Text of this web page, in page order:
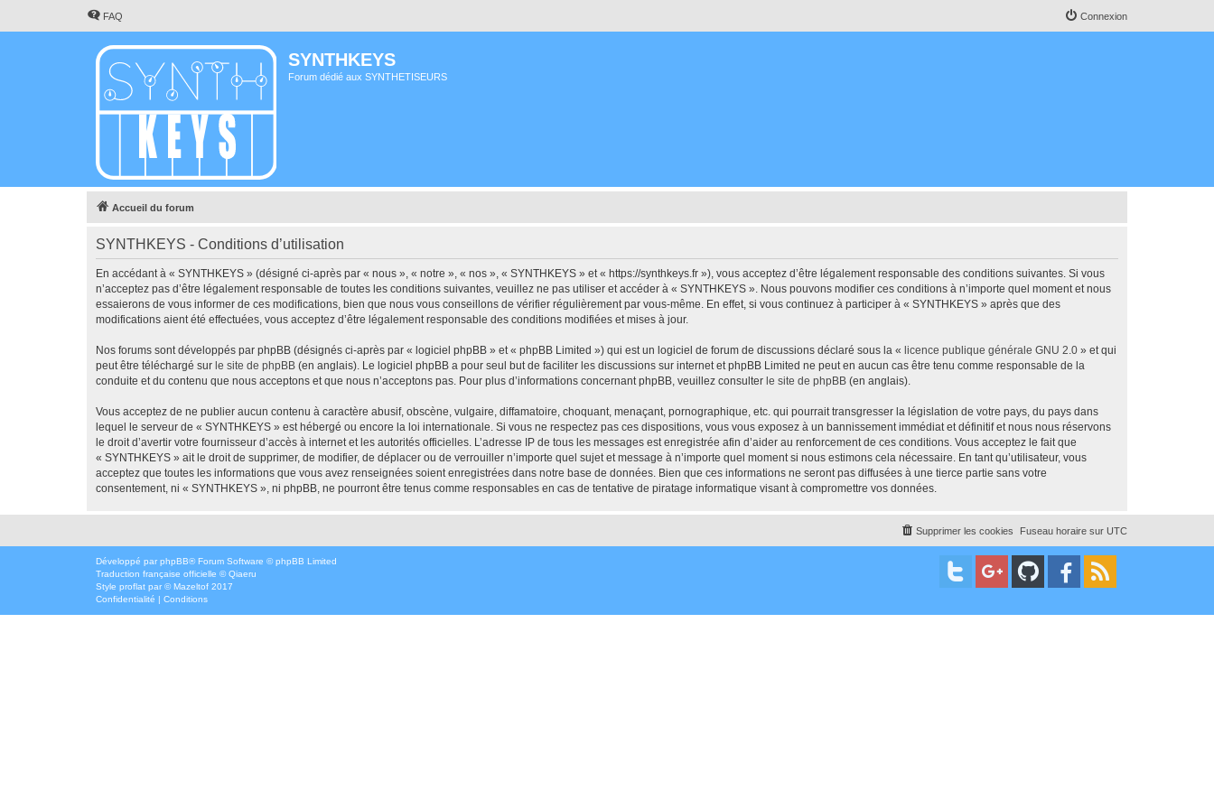
FAQ Connexion
SYNTHKEYS
Forum dédié aux SYNTHETISEURS
Accueil du forum
SYNTHKEYS - Conditions d’utilisation
En accédant à « SYNTHKEYS » (désigné ci-après par « nous », « notre », « nos », « SYNTHKEYS » et « https://synthkeys.fr »), vous acceptez d’être légalement responsable des conditions suivantes. Si vous
n’acceptez pas d’être légalement responsable de toutes les conditions suivantes, veuillez ne pas utiliser et accéder à « SYNTHKEYS ». Nous pouvons modifier ces conditions à n’importe quel moment et nous
essaierons de vous informer de ces modifications, bien que nous vous conseillons de vérifier régulièrement par vous-même. En effet, si vous continuez à participer à « SYNTHKEYS » après que des
modifications aient été effectuées, vous acceptez d’être légalement responsable des conditions modifiées et mises à jour.
Nos forums sont développés par phpBB (désignés ci-après par « logiciel phpBB » et « phpBB Limited ») qui est un logiciel de forum de discussions déclaré sous la « licence publique générale GNU 2.0 » et qui
peut être téléchargé sur le site de phpBB (en anglais). Le logiciel phpBB a pour seul but de faciliter les discussions sur internet et phpBB Limited ne peut en aucun cas être tenu comme responsable de la
conduite et du contenu que nous acceptons et que nous n’acceptons pas. Pour plus d’informations concernant phpBB, veuillez consulter le site de phpBB (en anglais).
Vous acceptez de ne publier aucun contenu à caractère abusif, obscène, vulgaire, diffamatoire, choquant, menaçant, pornographique, etc. qui pourrait transgresser la législation de votre pays, du pays dans
lequel le serveur de « SYNTHKEYS » est hébergé ou encore la loi internationale. Si vous ne respectez pas ces dispositions, vous vous exposez à un bannissement immédiat et définitif et nous nous réservons
le droit d’avertir votre fournisseur d’accès à internet et les autorités officielles. L’adresse IP de tous les messages est enregistrée afin d’aider au renforcement de ces conditions. Vous acceptez le fait que
« SYNTHKEYS » ait le droit de supprimer, de modifier, de déplacer ou de verrouiller n’importe quel sujet et message à n’importe quel moment si nous estimons cela nécessaire. En tant qu’utilisateur, vous
acceptez que toutes les informations que vous avez renseignées soient enregistrées dans notre base de données. Bien que ces informations ne seront pas diffusées à une tierce partie sans votre
consentement, ni « SYNTHKEYS », ni phpBB, ne pourront être tenus comme responsables en cas de tentative de piratage informatique visant à compromettre vos données.
Fuseau horaire sur UTC
Supprimer les cookies
Développé par phpBB® Forum Software © phpBB Limited
Traduction française officielle ©Qiaeru
Style proflat par ©Mazeltof 2017
Confidentialité | Conditions